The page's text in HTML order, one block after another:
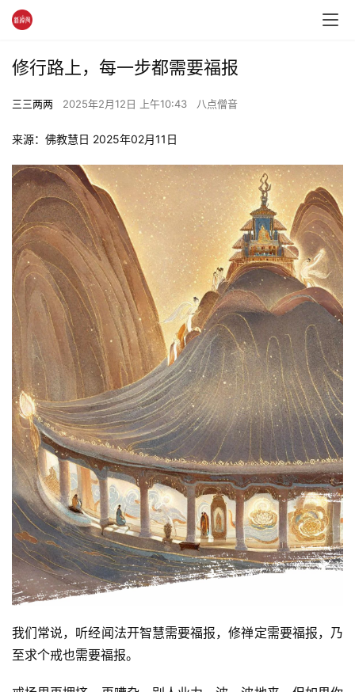
修行路上，每一步都需要福报
三三两两 2025年2月12日 上午10:43 八点僧音
来源：佛教慧日 2025年02月11日
我们常说，听经闻法开智慧需要福报，修禅定需要福报，乃
至求个戒也需要福报。